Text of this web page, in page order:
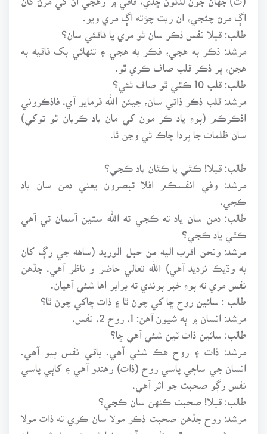
اڳ مرڻ چئجي، ان ريت چؤته اڳ مري ويو.
طالب: قبلا نفس ذڪر سان ٿو مري يا فاقئي سان؟
مرشد: ذڪر به هجي، فڪر به هجي ۽ تنهائي بک فاقيه به
هجن، پر ذڪر قلب صاف ڪري ٿو.
طالب: قلب 10 ڪٿي ٿو صاف ٿئي؟
مرشد: قلب ذڪر ذاتي سان، جيئن الله فرمايو آي. فاذڪروني
اذڪرڪم (پوءِ ياد ڪر مون کي مان ياد ڪريان ٿو توکي)
سان ظلمات جا پردا چاڪ ٿي وڃن ٿا.
طالب: قبلا! ڪٿي يا ڪٿان ياد ڪجي؟
مرشد: وفي انفسڪم افلا تبصرون يعني دمن سان ياد
طالب: دمن سان ياد ته ڪجي ته الله ستين آسمان تي آهي
ڪٿي ياد ڪجي؟
مرشد: ونحن اقرب اليه من حبل الوريد (ساهه جي رڳ کان
به وڌيڪ نزديد آهي) الله تعالي حاضر و ناظر آهي. جڏهن
نفس مري ته پوءِ خبر پوندي ته برابر اها شئي آهيان.
طالب : سائين روح ڇا کي چون ٿا ۽ ذات ڇاکي چون ٿا؟
مرشد: انسان ۾ ٻه شيون آهن: 1. روح 2. نفس.
طالب: سائين ذات ٽين شئي آهي ڇا؟
مرشد: ذات ۽ روح هڪ شئي آهي. باقي نفس ٻيو آهي.
انسان جي ساڄي پاسي روح (ذات) رهندو آهي ۽ کاٻي پاسي
نفس رڳو صحبت جو اثر آهي.
طالب: قبلا! صحبت ڪنهن سان ڪجي؟
مرشد: روح جڏهن صحبت ذڪر مولا سان ڪري ته ذات مولا
جي بڻجي وڃي ٿي. نفس جڏهن دنيا شهوت ۽ خوشي سان